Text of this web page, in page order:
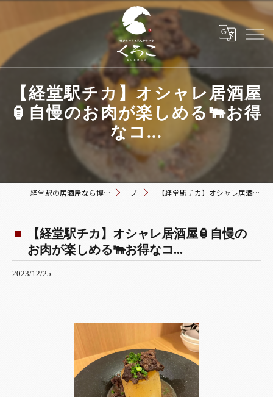
【経堂駅チカ】オシャレ居酒屋
🏮自慢のお肉が楽しめる🐃お得
なコ...
経堂駅の居酒屋なら博多おでんと黒毛和牛の店 くろこ ブログ 【経堂駅チカ】オシャレ居酒屋🏮自慢のお肉が楽しめる🐃お得なコ...
【経堂駅チカ】オシャレ居酒屋🏮自慢の
お肉が楽しめる🐃お得なコ...
2023/12/25